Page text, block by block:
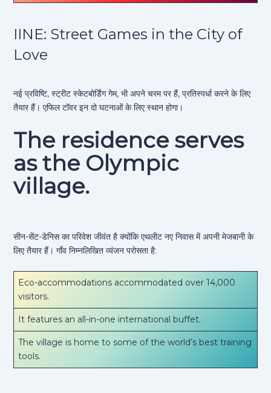
IINE: Street Games in the City of
Love
नई प्रविष्टि, स्ट्रीट स्केटबोर्डिंग गेम, भी अपने चरम पर हैं, प्रतिस्पर्धा करने के लिए
तैयार हैं। एफिल टॉवर इन दो घटनाओं के लिए स्थान होगा।
The residence serves
as the Olympic
village.
सीन-सेंट-डेनिस का परिवेश जीवंत है क्योंकि एथलीट नए निवास में अपनी मेजबानी के
लिए तैयार हैं। गाँव निम्नलिखित व्यंजन परोसता है:
Eco-accommodations accommodated over 14,000
visitors.
It features an all-in-one international buffet.
The village is home to some of the world’s best training
tools.